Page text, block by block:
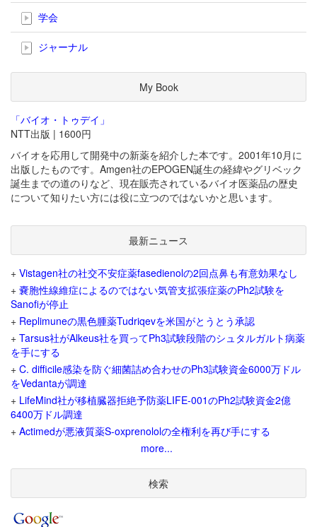
学会
ジャーナル
My Book
「バイオ・トゥデイ」
NTT出版 | 1600円
バイオを応用して開発中の新薬を紹介した本です。2001年10月に
出版したものです。Amgen社のEPOGEN誕生の経緯やグリベック
誕生までの道のりなど、現在販売されているバイオ医薬品の歴史
について知りたい方には役に立つのではないかと思います。
最新ニュース
+ Vistagen社の社交不安症薬fasedienolの2回点鼻も有意効果なし
+ 嚢胞性線維症によるのではない気管支拡張症薬のPh2試験を
Sanofiが停止
+ Replimuneの黒色腫薬Tudriqevを米国がとうとう承認
+ Tarsus社がAlkeus社を買ってPh3試験段階のシュタルガルト病薬
を手にする
+ C. difficile感染を防ぐ細菌詰め合わせのPh3試験資金6000万ドル
をVedantaが調達
+ LifeMind社が移植臓器拒絶予防薬LIFE-001のPh2試験資金2億
6400万ドル調達
+ Actimedが悪液質薬S-oxprenololの全権利を再び手にする
more...
検索